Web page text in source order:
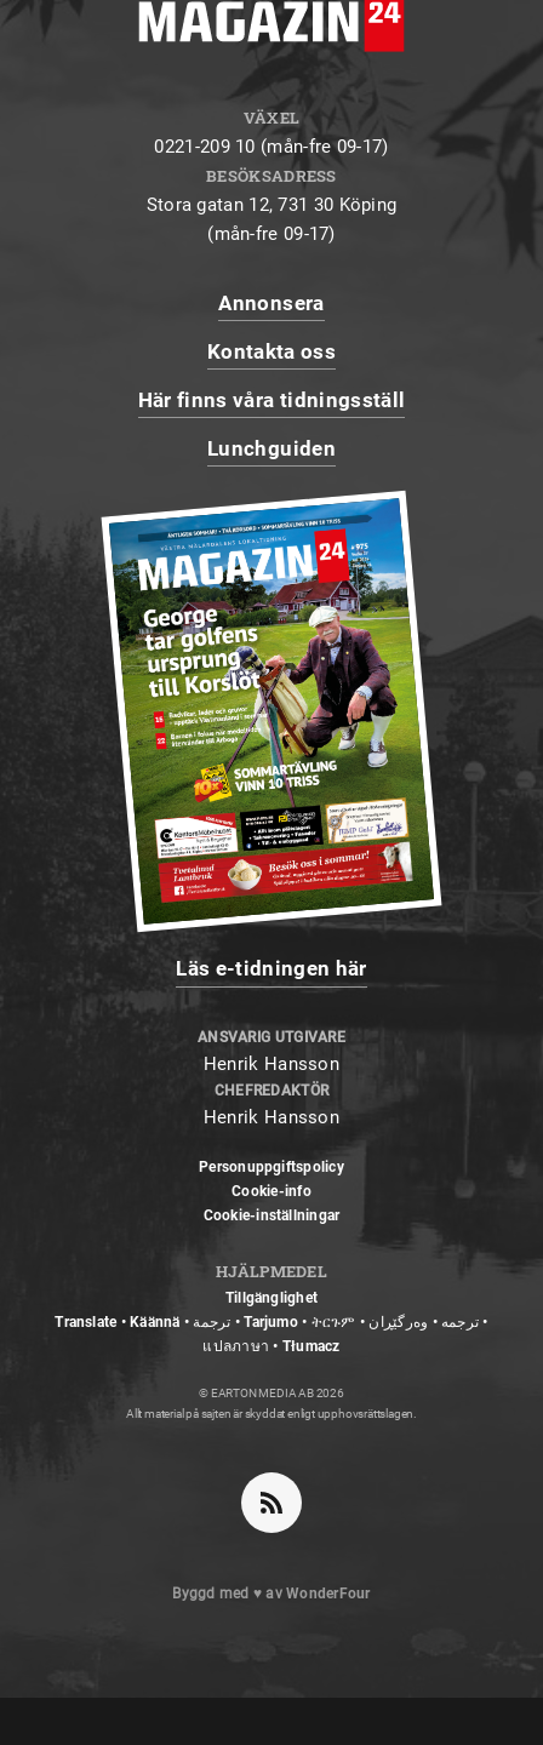
VÄXEL
0221-209 10 (mån-fre 09-17)
BESÖKSADRESS
Stora gatan 12, 731 30 Köping
(mån-fre 09-17)
Annonsera
Kontakta oss
Här finns våra tidningsställ
Lunchguiden
Läs e-tidningen här
ANSVARIG UTGIVARE
Henrik Hansson
CHEFREDAKTÖR
Henrik Hansson
Personuppgiftspolicy
Cookie-info
Cookie-inställningar
HJÄLPMEDEL
Tillgänglighet
Translate • Käännä • ترجمة • Tarjumo • ትርጉም • ترجمه • وەرگێڕان •
แปลภาษา • Tłumacz
© EARTON MEDIA AB 2026
Allt material på sajten är skyddat enligt upphovsrättslagen.
Byggd med ♥ avWonderFour